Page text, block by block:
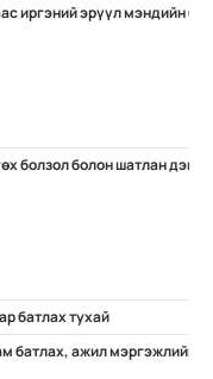
иргэний эрүүл мэндийн
болзол болон шатлан
батлах тухай
батлах, ажил мэргэжлийн